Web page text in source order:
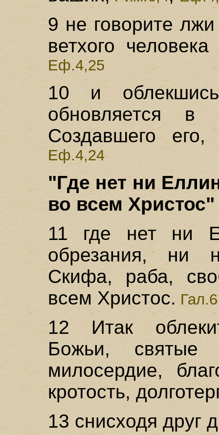
9 не говорите лжи
ветхого
Еф.4,25
10 и
обновляется в
Создавшего его,
Еф.4,24
"Где нет ни
во всем Христос"
11 где нет ни
обрезания, ни
Скифа, раба,
всем Христос.
12 Итак
Божьи,
милосердие,
кротость,
13 снисходя друг